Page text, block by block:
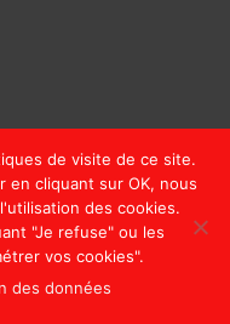
de visite de ce site.
en cliquant sur OK, nous
des cookies.
"Je refuse" ou les
vos cookies".
des données